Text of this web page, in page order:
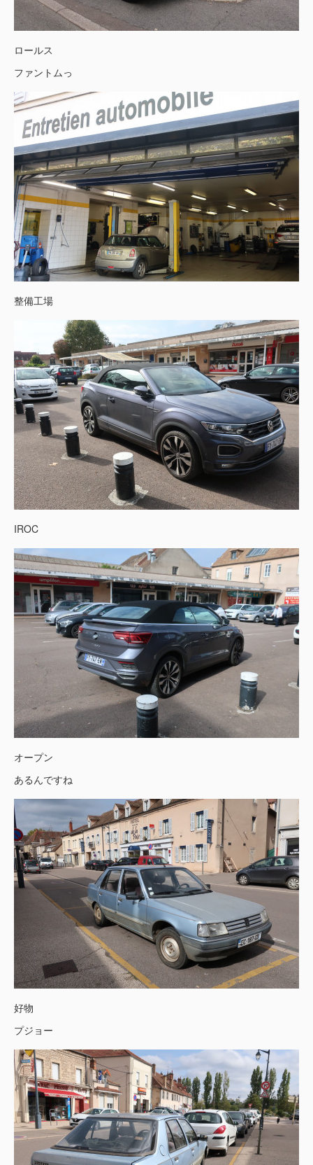
ロールス
ファントムっ
整備工場
IROC
オープン
あるんですね
好物
プジョー